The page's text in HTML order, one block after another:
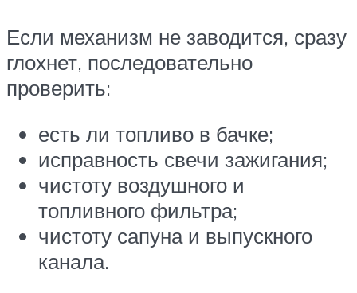
Если механизм не заводится, сразу
глохнет, последовательно
проверить:
есть ли топливо в бачке;
исправность свечи зажигания;
чистоту воздушного и
топливного фильтра;
чистоту сапуна и выпускного
канала.